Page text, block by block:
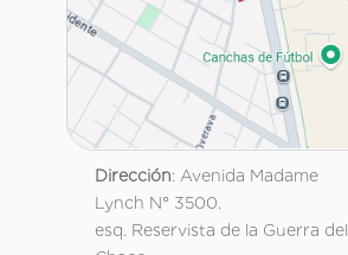
Dirección: Avenida Madame
Lynch N° 3500.
esq. Reservista de la Guerra del